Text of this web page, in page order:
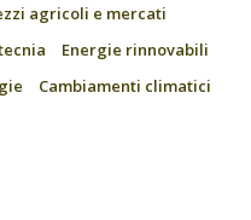
agricoli e mercati
Energie rinnovabili
Cambiamenti climatici